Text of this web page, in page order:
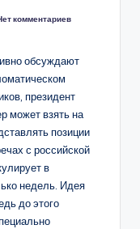
комментариев
обсуждают
президент
может взять на
позиции
с российской
в
недель. Идея
до этого